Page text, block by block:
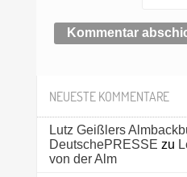
NEUESTE KOMMENTARE
Lutz Geißlers
DeutschePRESSE zu
von der Alm